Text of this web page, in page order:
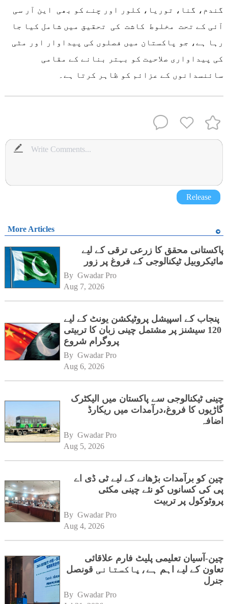
گندم، گنا، توریا، کلور اور چنے کو بھی این آر سی
آئی کے تحت مخلوط کاشت کی تحقیق میں شامل کیا جا
رہا ہے، جو پاکستان میں فصلوں کی پیداوار اور مٹی
کی پیداواری صلاحیت کو بہتر بنانے کے مقامی
سائنسدانوں کے عزائم کو ظاہر کرتا ہے۔
Release
More Articles
پاکستانی محقق کا زرعی ترقی کے لیے
مائیکروبیل ٹیکنالوجی کے فروغ پر زور
By Gwadar Pro
Aug 7, 2026
پنجاب کے اسپیشل پروٹیکشن یونٹ کے لیے
120 سیشنز پر مشتمل چینی زبان کا تربیتی
پروگرام شروع
By Gwadar Pro
Aug 6, 2026
چینی ٹیکنالوجی سے پاکستان میں الیکٹرک
گاڑیوں کا فروغ،درآمدات میں ریکارڈ
اضافہ
By Gwadar Pro
Aug 5, 2026
چین کو برآمدات بڑھانے کے لیے ٹی ڈی اے
پی کی کسانوں کو نئے چینی مکئی
پروٹوکول پر تربیت
By Gwadar Pro
Aug 4, 2026
چین-آسیان تعلیمی پلیٹ فارم علاقائی
تعاون کے لیے اہم ہے،پاکستانی قونصل
جنرل
By Gwadar Pro